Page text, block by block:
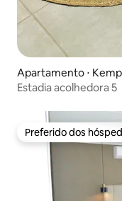
Apartamento ⋅
Estadia acolhedora 5
Preferido dos
Preferido dos